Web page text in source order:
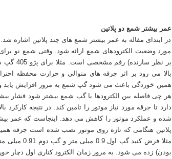
عمر بیشتر شمع دو پلاتین
در ابتدای مقاله به عمر بیشتر شمع های چند پلاتین
مورد وضعیت الکترودهای شمع ارائه شود. وقتی شمع نو
بالا می رود بر اثر جرقه های متوالی و حرارت محفظه
هر چی فاصله بین الکترودها یا گپ شمع بیشتر شود فشار
دارد تا جرقه مورد نیاز موتور را تامین کند. در نتیجه
شده و عملکرد موتور را کاهش می دهد. اینجاست که عمر
پلاتین هنگامی که تازه روی موتور نصب شده است جرقه
مثلا فرض
بودن) زده می شود. به مرور زمان الکترود کناری اول